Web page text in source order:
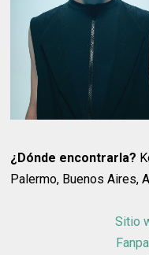
¿Dónde encontrarla?
Palermo, Buenos Aires,
Sitio